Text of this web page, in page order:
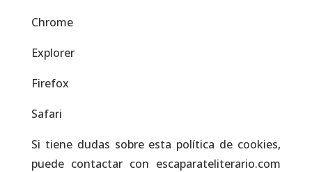
Chrome
Explorer
Firefox
Safari
Si tiene dudas sobre esta política de cookies,
puede contactar con escaparateliterario.com